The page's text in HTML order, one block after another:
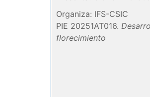
Organiza: IFS-CSIC
PIE 20251AT016.
florecimiento